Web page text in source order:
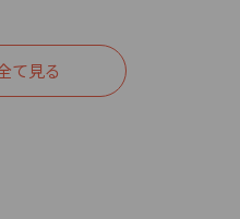
て見る